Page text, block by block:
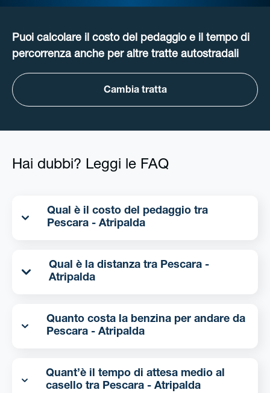
Puoi calcolare il costo del pedaggio e il tempo di
percorrenza anche per altre tratte autostradali
Cambia tratta
Hai dubbi? Leggi le FAQ
Qual è il costo del pedaggio tra
Pescara - Atripalda
Qual è la distanza tra Pescara -
Atripalda
Quanto costa la benzina per andare da
Pescara - Atripalda
Quant’è il tempo di attesa medio al
casello tra Pescara - Atripalda